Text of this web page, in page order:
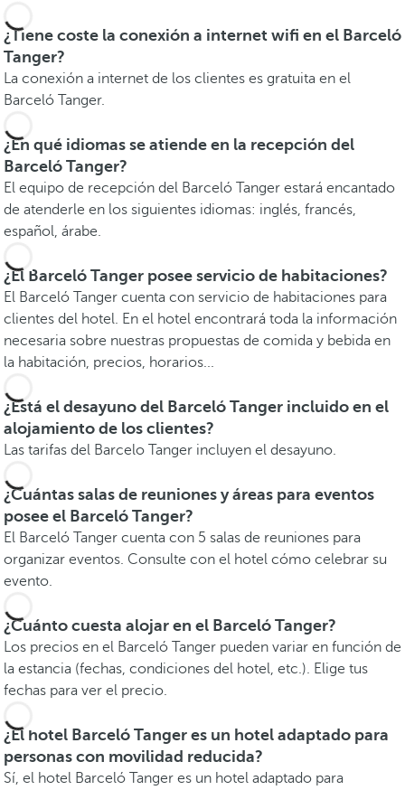
¿Tiene coste la conexión a internet wifi en el Barceló
Tanger?
La conexión a internet de los clientes es gratuita en el
Barceló Tanger.
¿En qué idiomas se atiende en la recepción del
Barceló Tanger?
El equipo de recepción del Barceló Tanger estará encantado
de atenderle en los siguientes idiomas: inglés, francés,
español, árabe.
¿El Barceló Tanger posee servicio de habitaciones?
El Barceló Tanger cuenta con servicio de habitaciones para
clientes del hotel. En el hotel encontrará toda la información
necesaria sobre nuestras propuestas de comida y bebida en
la habitación, precios, horarios...
¿Está el desayuno del Barceló Tanger incluido en el
alojamiento de los clientes?
Las tarifas del Barcelo Tanger incluyen el desayuno.
¿Cuántas salas de reuniones y áreas para eventos
posee el Barceló Tanger?
El Barceló Tanger cuenta con 5 salas de reuniones para
organizar eventos. Consulte con el hotel cómo celebrar su
evento.
¿Cuánto cuesta alojar en el Barceló Tanger?
Los precios en el Barceló Tanger pueden variar en función de
la estancia (fechas, condiciones del hotel, etc.). Elige tus
fechas para ver el precio.
¿El hotel Barceló Tanger es un hotel adaptado para
personas con movilidad reducida?
Sí, el hotel Barceló Tanger es un hotel adaptado para